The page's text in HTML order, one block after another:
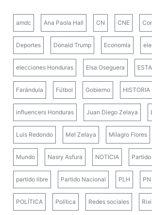
amdc Ana Paola Hall CN CNE
Deportes Donald Trump Economía
elecciones Honduras Elsa Oseguera
Farándula Fútbol Gobierno HISTORIA
influencers Honduras Juan Diego Zelaya
Luis Redondo Mel Zelaya Milagro Flores
Mundo Nasry Asfura NOTICIA
partido libre Partido Nacional PLH PN
POLÍTICA Política Redes sociales